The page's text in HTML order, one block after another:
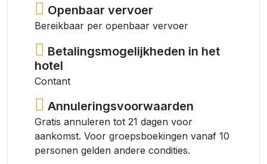
Openbaar vervoer
Bereikbaar per openbaar vervoer
Betalingsmogelijkheden in het
hotel
Contant
Annuleringsvoorwaarden
Gratis annuleren tot 21 dagen voor
aankomst. Voor groepsboekingen vanaf 10
personen gelden andere condities.